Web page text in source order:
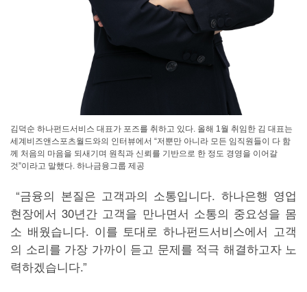
김덕순 하나펀드서비스 대표가 포즈를 취하고 있다. 올해 1월 취임한 김 대표는
세계비즈앤스포츠월드와의 인터뷰에서 “저뿐만 아니라 모든 임직원들이 다 함
께 처음의 마음을 되새기며 원칙과 신뢰를 기반으로 한 정도 경영을 이어갈
것”이라고 말했다. 하나금융그룹 제공
“금융의 본질은 고객과의 소통입니다. 하나은행 영업
현장에서 30년간 고객을 만나면서 소통의 중요성을 몸
소 배웠습니다. 이를 토대로 하나펀드서비스에서 고객
의 소리를 가장 가까이 듣고 문제를 적극 해결하고자 노
력하겠습니다.”